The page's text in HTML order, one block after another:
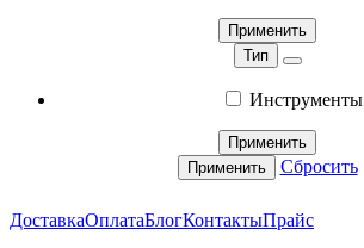
Применить
Тип
Инструменты
Применить
Применить
Сбросить
ДоставкаОплатаБлогКонтактыПрайс